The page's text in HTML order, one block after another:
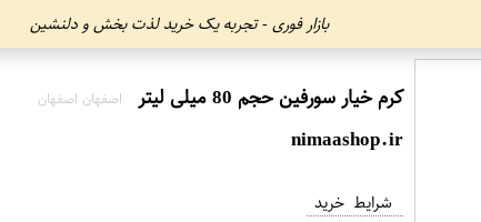
بازار فوری - تجربه یک خرید لذت بخش و دلنشین
کرم خیار سورفین حجم 80 میلی لیتر اصفهان اصفهان
nimaashop.ir
شرایط خرید